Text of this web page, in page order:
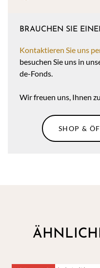
BRAUCHEN SIE
Kontaktieren Sie uns
besuchen Sie uns in
de-Fonds.
Wir freuen uns, Ihnen
SHOP &